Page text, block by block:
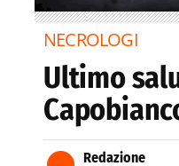
NECROLOGI
Ultimo
Redazione